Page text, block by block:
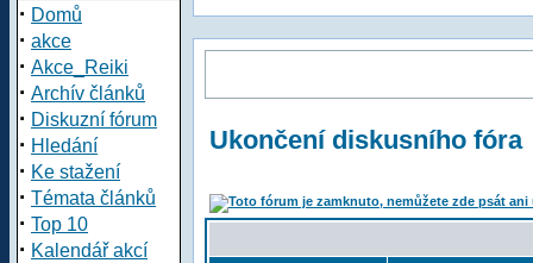
· Domů
· akce
· Akce_Reiki
· Archív článků
· Diskuzní fórum
· Hledání
· Ke stažení
· Témata článků
· Top 10
· Kalendář akcí
Ukončení diskusního fóra